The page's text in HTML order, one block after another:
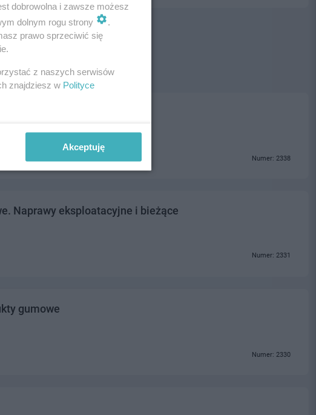
Numer: 2338
Naprawy eksploatacyjne i bieżące
Numer: 2331
gumowe
Numer: 2330
dobrowolna i zawsze możesz
dolnym rogu strony
.
prawo sprzeciwić się
z naszych serwisów
znajdziesz w Polityce
Akceptuję